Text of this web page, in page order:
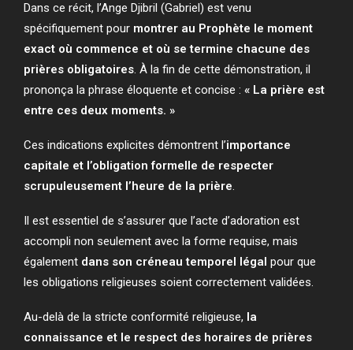
Dans ce récit, l’Ange Djibril (Gabriel) est venu
spécifiquement pour montrer au Prophète le moment
exact où commence et où se termine chacune des
prières obligatoires. À la fin de cette démonstration, il
prononça la phrase éloquente et concise : « La prière est
entre ces deux moments. »
Ces indications explicites démontrent l’importance
capitale et l’obligation formelle de respecter
scrupuleusement l’heure de la prière.
Il est essentiel de s’assurer que l’acte d’adoration est
accompli non seulement avec la forme requise, mais
également dans son créneau temporel légal pour que
les obligations religieuses soient correctement validées.
Au-delà de la stricte conformité religieuse, la
connaissance et le respect des horaires de prières